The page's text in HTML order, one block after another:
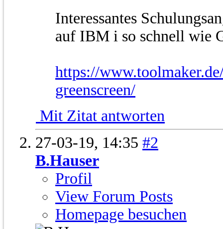
Interessantes
auf IBM i so schnell wie
https://
greenscreen/
Mit Zitat antworten
27-03-19, 14:35 #2
B.Hauser
Profil
View Forum Posts
Homepage besuchen